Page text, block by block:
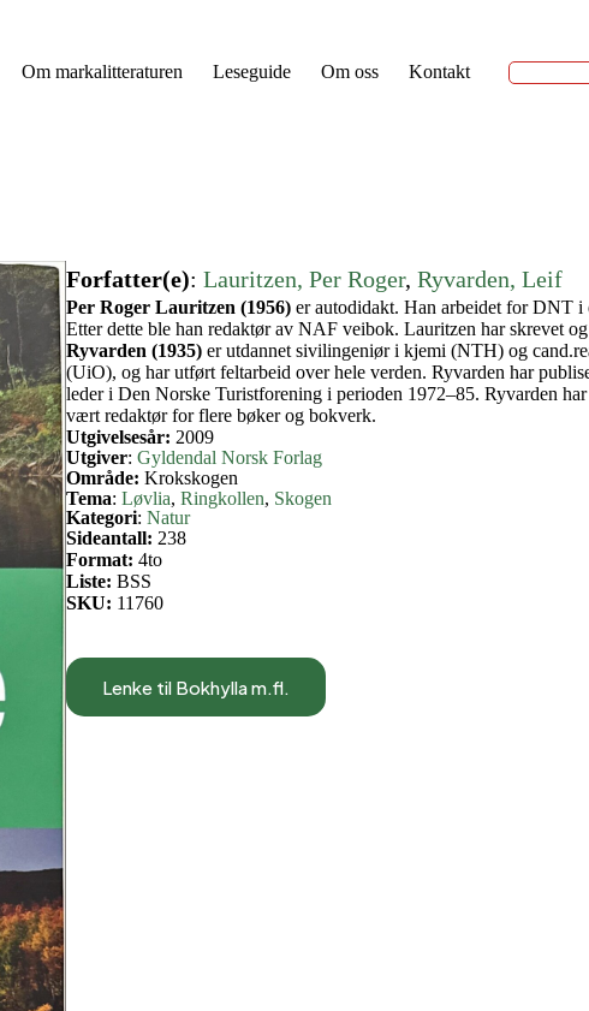
Om markalitteraturen Leseguide Om oss Kontakt
Forfatter(e): Lauritzen, Per Roger, Ryvarden, Leif
Per Roger Lauritzen (1956)er autodidakt. Han arbeidet for DNT i
Etter dette ble han redaktør av NAF veibok. Lauritzen har skrevet
Ryvarden (1935)er utdannet sivilingeniør i kjemi (NTH) og
(UiO), og har utført feltarbeid over hele verden. Ryvarden har
leder i Den Norske Turistforening i perioden 1972–85. Ryvarden
vært redaktør for flere bøker og bokverk.
Utgivelsesår: 2009
Utgiver: Gyldendal Norsk Forlag
Område: Krokskogen
Tema: Løvlia, Ringkollen, Skogen
Kategori: Natur
Sideantall: 238
Format: 4to
Liste: BSS
SKU: 11760
Lenke til Bokhylla m.fl.